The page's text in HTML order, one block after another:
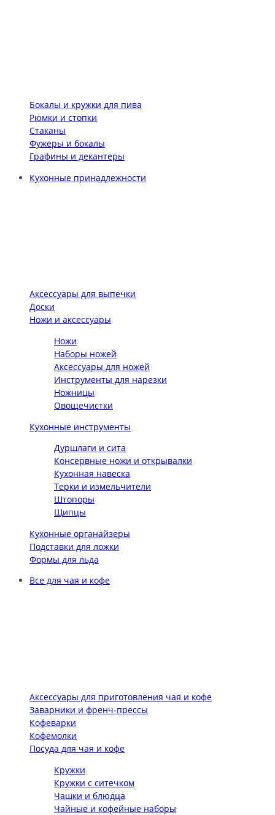
Бокалы и кружки для пива
Рюмки и стопки
Стаканы
Фужеры и бокалы
Графины и декантеры
Кухонные принадлежности
Аксессуары для выпечки
Доски
Ножи и аксессуары
Ножи
Наборы ножей
Аксессуары для ножей
Инструменты для нарезки
Ножницы
Овощечистки
Кухонные инструменты
Дуршлаги и сита
Консервные ножи и открывалки
Кухонная навеска
Терки и измельчители
Штопоры
Щипцы
Кухонные органайзеры
Подставки для ложки
Формы для льда
Все для чая и кофе
Аксессуары для приготовления чая и кофе
Заварники и френч-прессы
Кофеварки
Кофемолки
Посуда для чая и кофе
Кружки
Кружки с ситечком
Чашки и блюдца
Чайные и кофейные наборы